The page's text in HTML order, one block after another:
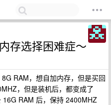
存选择困难症～
RAM，想自加内存，但是买回
，但是装机后，都变成了
RAM 后，保持 2400MHZ